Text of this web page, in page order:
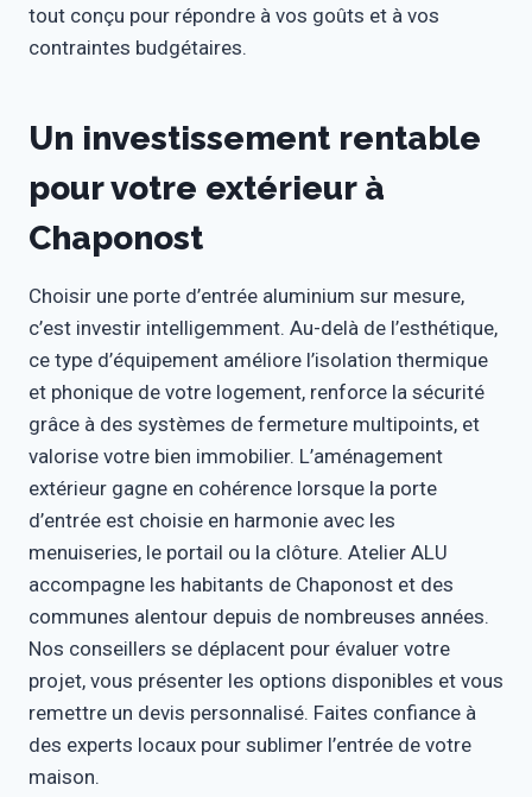
tout conçu pour répondre à vos goûts et à vos
contraintes budgétaires.
Un investissement rentable
pour votre extérieur à
Chaponost
Choisir une porte d’entrée aluminium sur mesure,
c’est investir intelligemment. Au-delà de l’esthétique,
ce type d’équipement améliore l’isolation thermique
et phonique de votre logement, renforce la sécurité
grâce à des systèmes de fermeture multipoints, et
valorise votre bien immobilier. L’aménagement
extérieur gagne en cohérence lorsque la porte
d’entrée est choisie en harmonie avec les
menuiseries, le portail ou la clôture. Atelier ALU
accompagne les habitants de Chaponost et des
communes alentour depuis de nombreuses années.
Nos conseillers se déplacent pour évaluer votre
projet, vous présenter les options disponibles et vous
remettre un devis personnalisé. Faites confiance à
des experts locaux pour sublimer l’entrée de votre
maison.